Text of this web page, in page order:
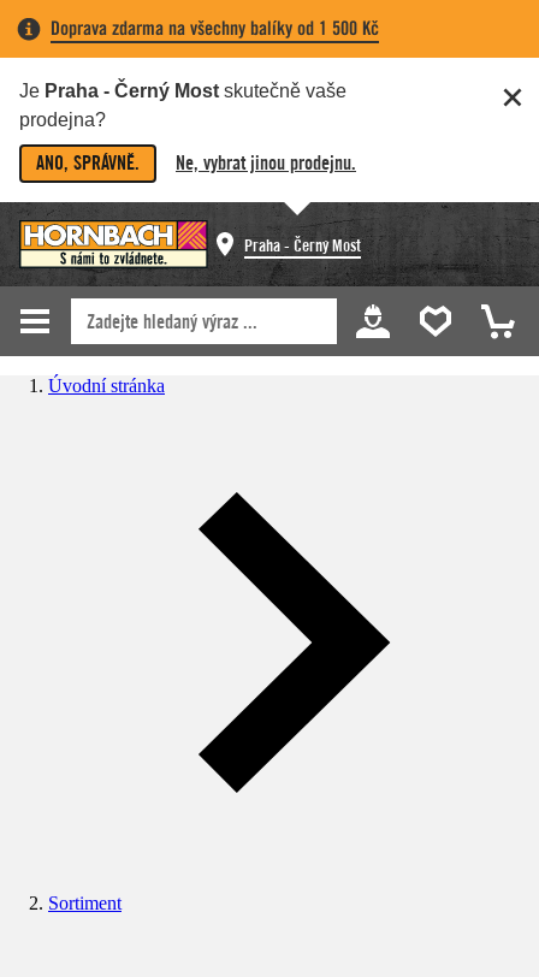
Doprava zdarma na všechny balíky od 1 500 Kč
Je Praha - Černý Most skutečně vaše
prodejna?
ANO, SPRÁVNĚ. Ne, vybrat jinou prodejnu.
Praha - Černý Most
Úvodní stránka
Sortiment